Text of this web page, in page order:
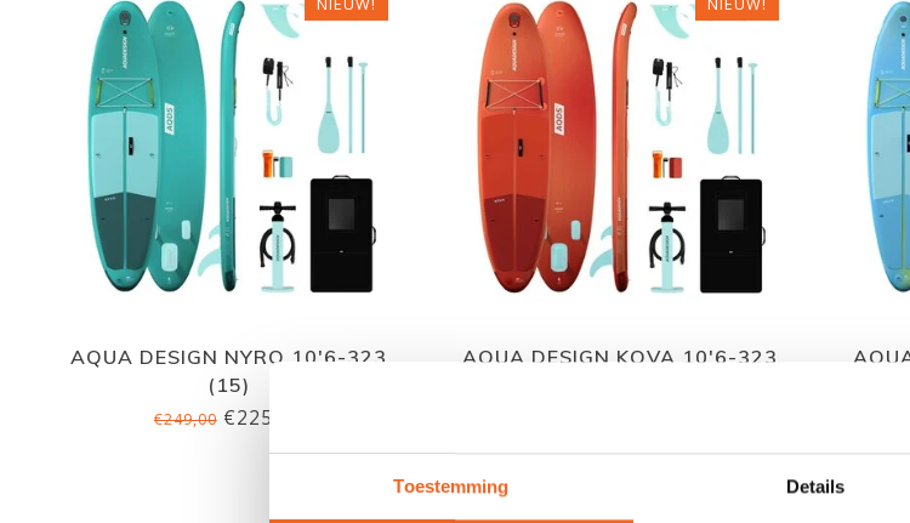
Toestemming Details
NIEUW!
AQUA DESIGN NYRO 10'6-323
(15)
€249,00€225,00
NIEUW!
AQUA DESIGN KOVA 10'6-323